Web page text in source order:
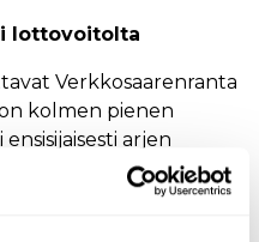
lottovoitolta
Verkkosaarenranta
kolmen pienen
ensisijaisesti arjen
ja iloitsee,
hakijan joukosta